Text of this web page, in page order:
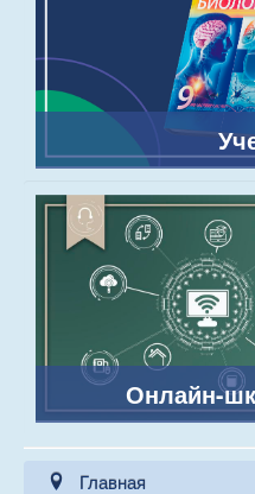
Онлайн-
Главная